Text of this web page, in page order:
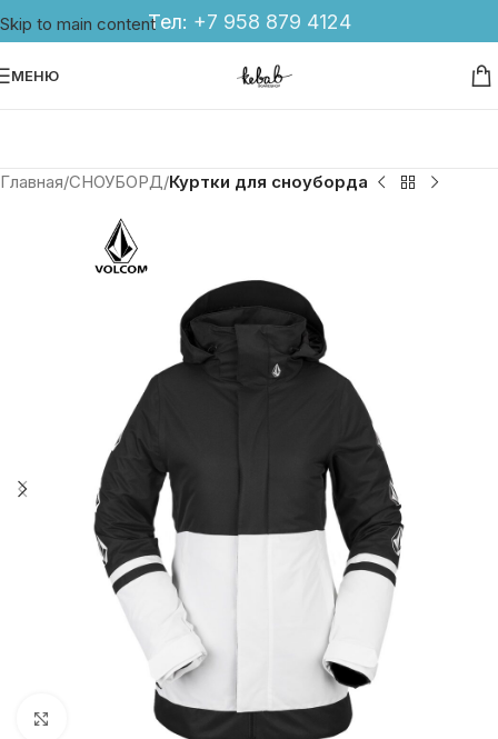
Skip to main contentТел: +7 958 879 4124
МЕНЮ
Главная СНОУБОРД Куртки для сноуборда